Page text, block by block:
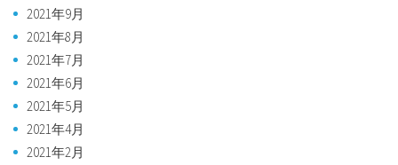
2021年9月
2021年8月
2021年7月
2021年6月
2021年5月
2021年4月
2021年2月